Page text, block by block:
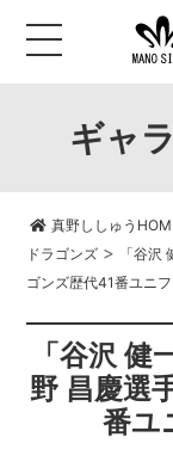
ギャ
真野ししゅう
ドラゴンズ >
「谷沢
ゴンズ歴代41番ユニ
「谷沢
野 昌慶選
番ユ